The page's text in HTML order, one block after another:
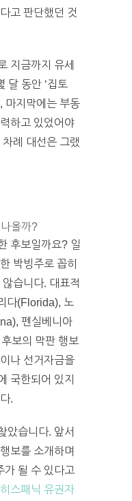
고 판단했던 것
지금까지 유세
달 동안 ‘집토
마지막에는 부동
하고 있었어야
례 대선은 그랬
올까?
후보일까요? 일
박빙주로 꼽히
습니다. 대표적
다(Florida), 노
펜실베니아
보의 막판 행보
나 선거자금을
국한되어 있지
.
았습니다. 앞서
보를 소개하며
가 될 수 있다고
히스패닉 유권자